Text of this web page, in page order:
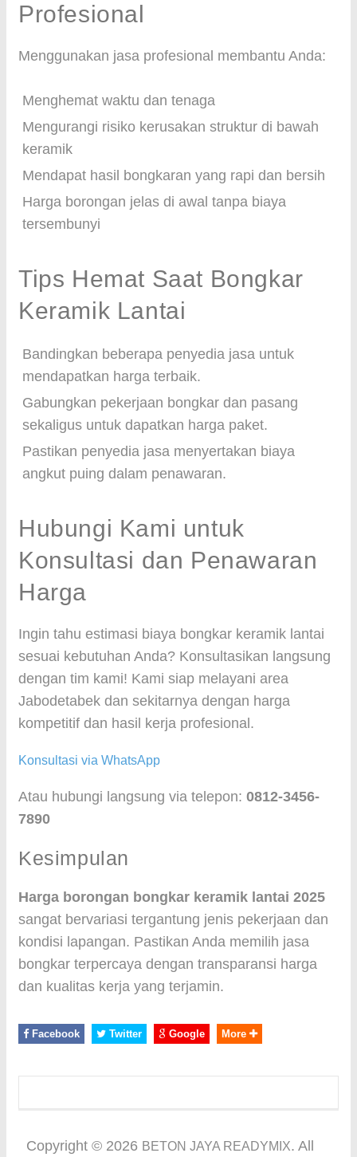
Profesional
Menggunakan jasa profesional membantu Anda:
Menghemat waktu dan tenaga
Mengurangi risiko kerusakan struktur di bawah
keramik
Mendapat hasil bongkaran yang rapi dan bersih
Harga borongan jelas di awal tanpa biaya
tersembunyi
Tips Hemat Saat Bongkar
Keramik Lantai
Bandingkan beberapa penyedia jasa untuk
mendapatkan harga terbaik.
Gabungkan pekerjaan bongkar dan pasang
sekaligus untuk dapatkan harga paket.
Pastikan penyedia jasa menyertakan biaya
angkut puing dalam penawaran.
Hubungi Kami untuk
Konsultasi dan Penawaran
Harga
Ingin tahu estimasi biaya bongkar keramik lantai
sesuai kebutuhan Anda? Konsultasikan langsung
dengan tim kami! Kami siap melayani area
Jabodetabek dan sekitarnya dengan harga
kompetitif dan hasil kerja profesional.
Konsultasi via WhatsApp
Atau hubungi langsung via telepon: 0812-3456-
7890
Kesimpulan
Harga borongan bongkar keramik lantai 2025
sangat bervariasi tergantung jenis pekerjaan dan
kondisi lapangan. Pastikan Anda memilih jasa
bongkar terpercaya dengan transparansi harga
dan kualitas kerja yang terjamin.
Facebook Twitter Google More
Copyright © 2026 BETON JAYA READYMIX. All